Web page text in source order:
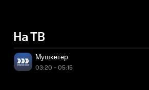
На ТВ
Мушкетер
03:20 - 05:15